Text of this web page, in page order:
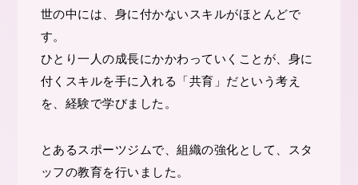
世の中には、身に付かないスキルがほとんどで
す。
ひとり一人の成長にかかわっていくことが、身に
付くスキルを手に入れる「共育」だという考え
を、経験で学びました。
とあるスポーツジムで、組織の強化として、スタ
ッフの教育を行いました。